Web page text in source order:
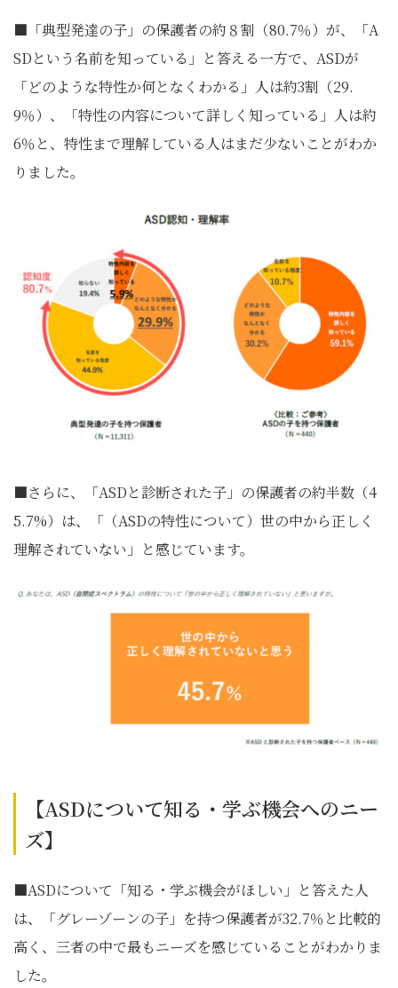
■「典型発達の子」の保護者の約８割（80.7％）が、「A
SDという名前を知っている」と答える一方で、ASDが
「どのような特性か何となくわかる」人は約3割（29.
9％）、「特性の内容について詳しく知っている」人は約
6％と、特性まで理解している人はまだ少ないことがわか
りました。
■さらに、「ASDと診断された子」の保護者の約半数（4
5.7%）は、「（ASDの特性について）世の中から正しく
理解されていない」と感じています。
【ASDについて知る・学ぶ機会へのニー
ズ】
■ASDについて「知る・学ぶ機会がほしい」と答えた人
は、「グレーゾーンの子」を持つ保護者が32.7％と比較的
高く、三者の中で最もニーズを感じていることがわかりま
した。